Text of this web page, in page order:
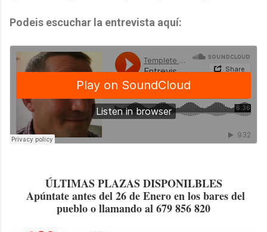
Podeis escuchar la entrevista aquí:
ÚLTIMAS PLAZAS DISPONILBLES
Apúntate antes del 26 de Enero en los bares del
pueblo o llamando al 679 856 820